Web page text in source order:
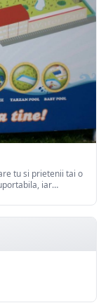
tu si prietenii tai o